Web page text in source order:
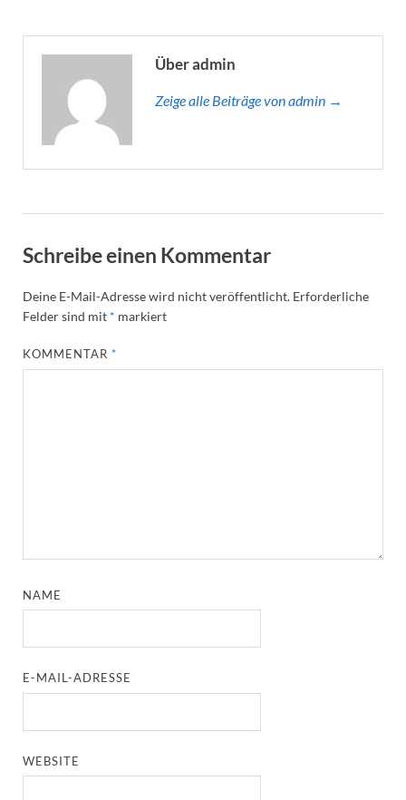
Über admin
Zeige alle Beiträge von admin →
Schreibe einen Kommentar
Deine E-Mail-Adresse wird nicht veröffentlicht. Erforderliche
Felder sind mit * markiert
KOMMENTAR*
NAME
E-MAIL-ADRESSE
WEBSITE